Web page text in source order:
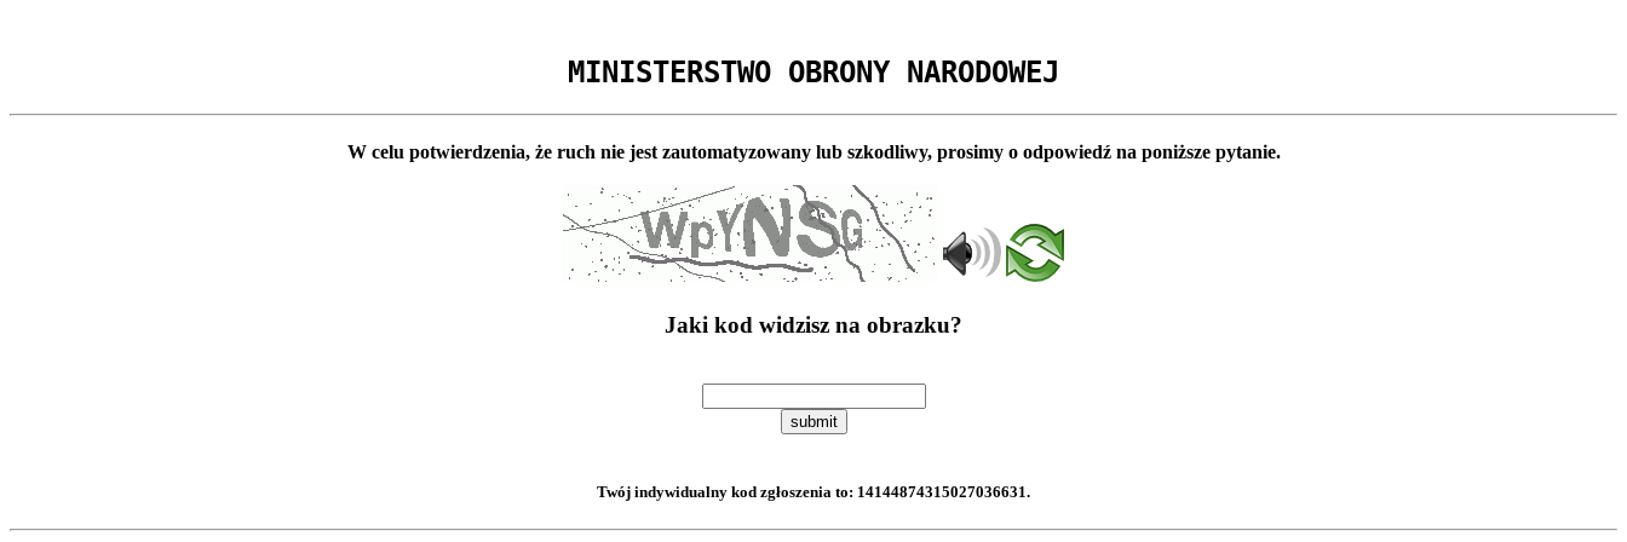
MINISTERSTWO OBRONY NARODOWEJ
W celu potwierdzenia, że ruch nie jest zautomatyzowany lub szkodliwy, prosimy o odpowiedź na poniższe pytanie.
Jaki kod widzisz na obrazku?
submit
Twój indywidualny kod zgłoszenia to: 14144874315027036631.